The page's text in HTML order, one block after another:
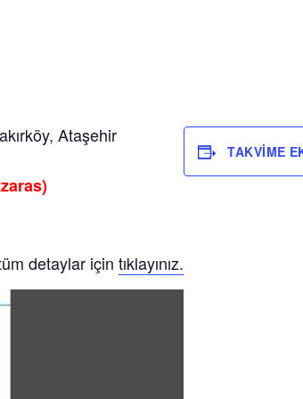
Ataşehir
detaylar için tıklayınız.
TAKVIME